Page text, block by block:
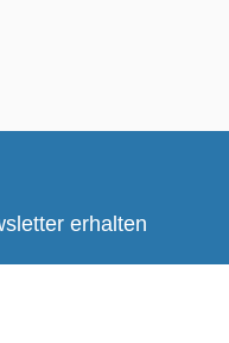
erhalten